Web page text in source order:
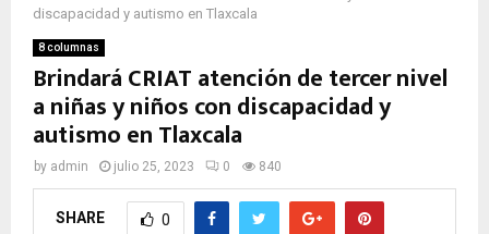
discapacidad y autismo en Tlaxcala
8 columnas
Brindará CRIAT atención de tercer nivel
a niñas y niños con discapacidad y
autismo en Tlaxcala
by admin julio 25, 2023 0 840
SHARE 0